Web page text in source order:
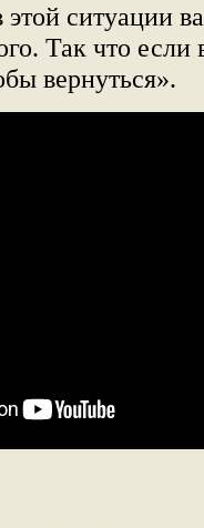
этой ситуации
Так что если
вернуться».